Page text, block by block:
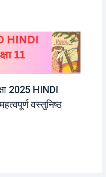
2025 HINDI
वस्तुनिष्ठ